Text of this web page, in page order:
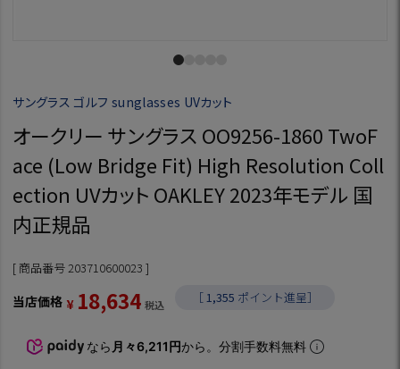
サングラス ゴルフ sunglasses UVカット
オークリー サングラス OO9256-1860 TwoF
ace (Low Bridge Fit) High Resolution Coll
ection UVカット OAKLEY 2023年モデル 国
内正規品
商品番号 203710600023
当店価格 ¥ 18,634 税込 ［1,355 ポイント進呈］
なら 月々6,211円から。分割手数料無料